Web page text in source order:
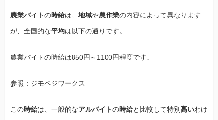
農業バイトの時給は、 地域や農作業の内容によって異なります
が、全国的な平均は以下の通りです。
農業バイトの時給は850円～1100円程度です。
参照：ジモベジワークス
この時給は、一般的なアルバイトの時給と比較して特別高いわけ